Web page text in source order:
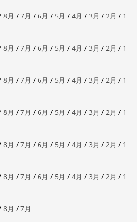
8月 / 7月 / 6月 / 5月 / 4月 / 3月 / 2月 / 1
8月 / 7月 / 6月 / 5月 / 4月 / 3月 / 2月 / 1
8月 / 7月 / 6月 / 5月 / 4月 / 3月 / 2月 / 1
8月 / 7月 / 6月 / 5月 / 4月 / 3月 / 2月 / 1
8月 / 7月 / 6月 / 5月 / 4月 / 3月 / 2月 / 1
8月 / 7月 / 6月 / 5月 / 4月 / 3月 / 2月 / 1
8月 / 7月